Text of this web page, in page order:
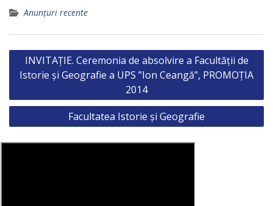
Anunțuri recente
Post
navigation
INVITAȚIE. Ceremonia de absolvire a Facultății de
Istorie și Geografie a UPS ”Ion Ceangă”, PROMOȚIA
2014
Facultatea Istorie și Geografie